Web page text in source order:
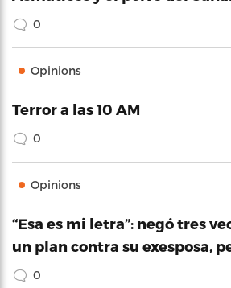
0
Opinions
Terror a las 10 AM
0
Opinions
“Esa es mi letra”: negó tres
un plan contra su exesposa,
0